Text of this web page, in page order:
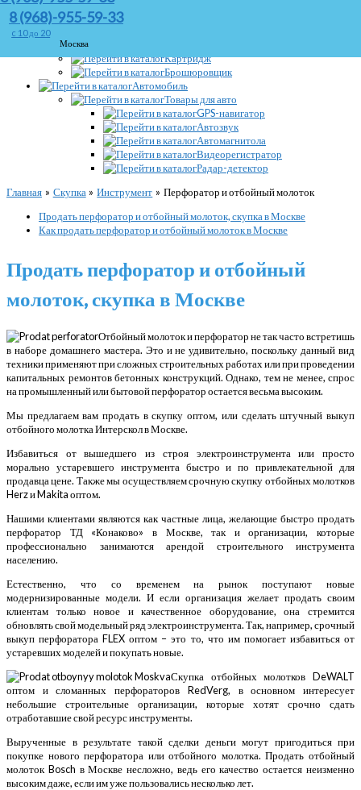
8 (968)-955-59-33
c 10 до 20
Москва
Картридж
Брошюровщик
Автомобиль
Товары для авто
GPS-навигатор
Автозвук
Автомагнитола
Видеорегистратор
Радар-детектор
Главная
Скупка Инструмент
Перфоратор и отбойный молоток
Продать перфоратор и отбойный молоток, скупка в Москве
Как продать перфоратор и отбойный молоток в Москве
Продать перфоратор и отбойный
молоток, скупка в Москве
Отбойный молоток и перфоратор не так часто встретишь
в наборе домашнего мастера. Это и не удивительно, поскольку данный вид
техники применяют при сложных строительных работах или при проведении
капитальных ремонтов бетонных конструкций. Однако, тем не менее, спрос
на промышленный или бытовой перфоратор остается весьма высоким.
Мы предлагаем вам продать в скупку оптом, или сделать штучный выкуп
отбойного молотка Интерскол в Москве.
Избавиться от вышедшего из строя электроинструмента или просто
морально устаревшего инструмента быстро и по привлекательной для
продавца цене. Также мы осуществляем срочную скупку отбойных молотков
Herz и Makita оптом.
Нашими клиентами являются как частные лица, желающие быстро продать
перфоратор ТД «Конаково» в Москве, так и организации, которые
профессионально занимаются арендой строительного инструмента
населению.
Естественно, что со временем на рынок поступают новые
модернизированные модели. И если организация желает продать своим
клиентам только новое и качественное оборудование, она стремится
обновлять свой модельный ряд электроинструмента. Так, например, срочный
выкуп перфоратора FLEX оптом – это то, что им помогает избавиться от
устаревших моделей и покупать новые.
Скупка отбойных молотков DeWALT
оптом и сломанных перфораторов RedVerg, в основном интересует
небольшие строительные организации, которые хотят срочно сдать
отработавшие свой ресурс инструменты.
Вырученные в результате такой сделки деньги могут пригодиться при
покупке нового перфоратора или отбойного молотка. Продать отбойный
молоток Bosch в Москве несложно, ведь его качество остается неизменно
высоким даже, если им уже пользовались несколько лет.